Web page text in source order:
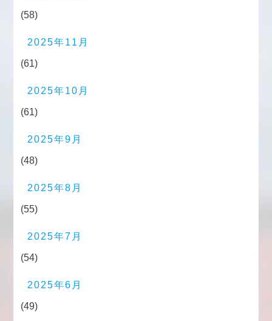
(58)
2025年11月
(61)
2025年10月
(61)
2025年9月
(48)
2025年8月
(55)
2025年7月
(54)
2025年6月
(49)